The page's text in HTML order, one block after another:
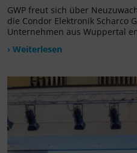
GWP freut sich über
die Condor Elektronik Scharco
Unternehmen aus Wuppertal
› Weiterlesen